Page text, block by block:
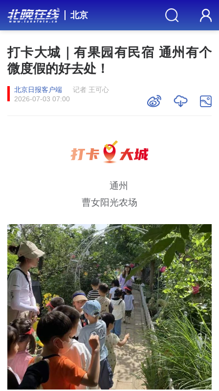
北京
打卡大城｜有果园有民宿 通州有个
微度假的好去处！
北京日报客户端
记者 王可心
2026-07-03 07:00
通州
曹女阳光农场